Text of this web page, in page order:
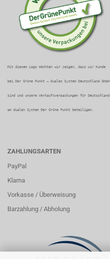
Mit diesem Logo möchten wir zeigen, dass wir Kunde
bei Der Grüne Punkt – Duales System Deutschland GmbH
sind und unsere Verkaufsverpackungen für Deutschland
am dualen System Der Grüne Punkt beteiligen.
ZAHLUNGSARTEN
PayPal
Klarna
Vorkasse / Überweisung
Barzahlung / Abholung